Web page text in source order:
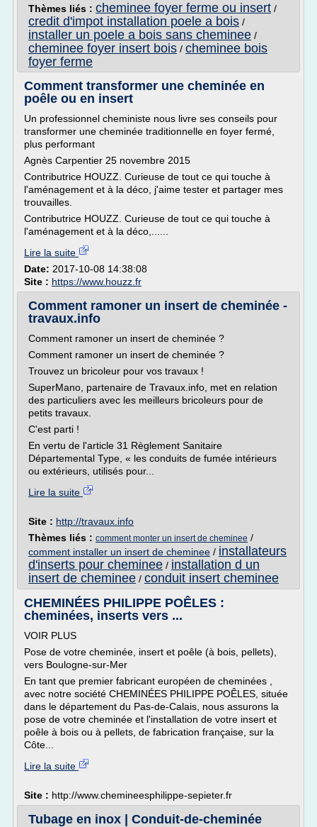
Thèmes liés : cheminee foyer ferme ou insert /
credit d'impot installation poele a bois /
installer un poele a bois sans cheminee /
cheminee foyer insert bois / cheminee bois
foyer ferme
Comment transformer une cheminée en
poêle ou en insert
Un professionnel cheministe nous livre ses conseils pour
transformer une cheminée traditionnelle en foyer fermé,
plus performant
Agnès Carpentier 25 novembre 2015
Contributrice HOUZZ. Curieuse de tout ce qui touche à
l'aménagement et à la déco, j'aime tester et partager mes
trouvailles.
Contributrice HOUZZ. Curieuse de tout ce qui touche à
l'aménagement et à la déco,......
Lire la suite
Date: 2017-10-08 14:38:08
Site : https://www.houzz.fr
Comment ramoner un insert de cheminée -
travaux.info
Comment ramoner un insert de cheminée ?
Comment ramoner un insert de cheminée ?
Trouvez un bricoleur pour vos travaux !
SuperMano, partenaire de Travaux.info, met en relation
des particuliers avec les meilleurs bricoleurs pour de
petits travaux.
C'est parti !
En vertu de l'article 31 Règlement Sanitaire
Départemental Type, « les conduits de fumée intérieurs
ou extérieurs, utilisés pour...
Lire la suite
Site : http://travaux.info
Thèmes liés : comment monter un insert de cheminee /
comment installer un insert de cheminee / installateurs
d'inserts pour cheminee / installation d un
insert de cheminee / conduit insert cheminee
CHEMINÉES PHILIPPE POÊLES :
cheminées, inserts vers ...
VOIR PLUS
Pose de votre cheminée, insert et poêle (à bois, pellets),
vers Boulogne-sur-Mer
En tant que premier fabricant européen de cheminées ,
avec notre société CHEMINÉES PHILIPPE POÊLES, située
dans le département du Pas-de-Calais, nous assurons la
pose de votre cheminée et l'installation de votre insert et
poêle à bois ou à pellets, de fabrication française, sur la
Côte...
Lire la suite
Site : http://www.chemineesphilippe-sepieter.fr
Tubage en inox | Conduit-de-cheminée